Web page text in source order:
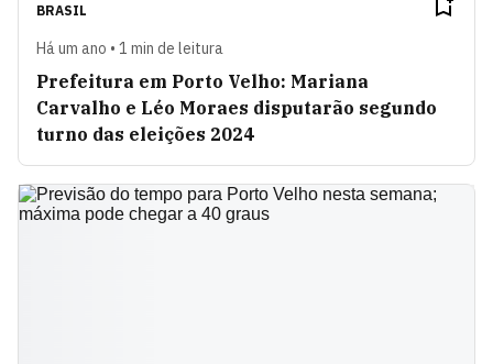
BRASIL
Há um ano • 1 min de leitura
Prefeitura em Porto Velho: Mariana
Carvalho e Léo Moraes disputarão segundo
turno das eleições 2024